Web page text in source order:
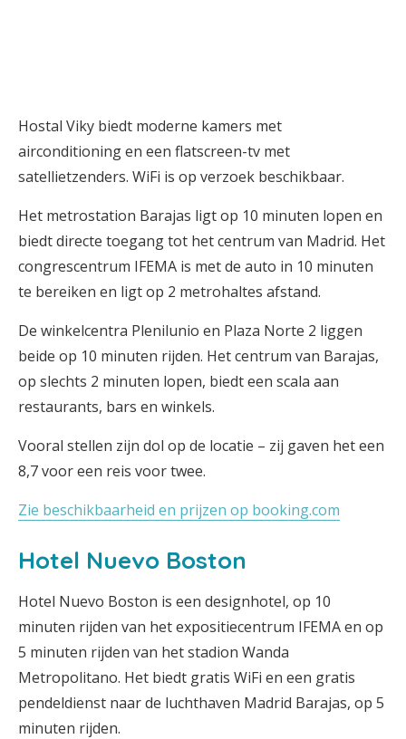
Hostal Viky biedt moderne kamers met
airconditioning en een flatscreen-tv met
satellietzenders. WiFi is op verzoek beschikbaar.
Het metrostation Barajas ligt op 10 minuten lopen en
biedt directe toegang tot het centrum van Madrid. Het
congrescentrum IFEMA is met de auto in 10 minuten
te bereiken en ligt op 2 metrohaltes afstand.
De winkelcentra Plenilunio en Plaza Norte 2 liggen
beide op 10 minuten rijden. Het centrum van Barajas,
op slechts 2 minuten lopen, biedt een scala aan
restaurants, bars en winkels.
Vooral stellen zijn dol op de locatie – zij gaven het een
8,7 voor een reis voor twee.
Zie beschikbaarheid en prijzen op booking.com
Hotel Nuevo Boston
Hotel Nuevo Boston is een designhotel, op 10
minuten rijden van het expositiecentrum IFEMA en op
5 minuten rijden van het stadion Wanda
Metropolitano. Het biedt gratis WiFi en een gratis
pendeldienst naar de luchthaven Madrid Barajas, op 5
minuten rijden.